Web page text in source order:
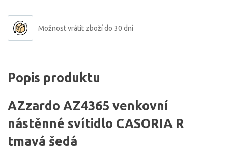
Možnost vrátit zboží do 30 dní
Popis produktu
AZzardo AZ4365 venkovní
nástěnné svítidlo CASORIA R
tmavá šedá